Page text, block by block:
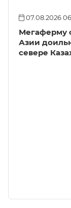
07.08.2026
Мегаферму
Азии
севере